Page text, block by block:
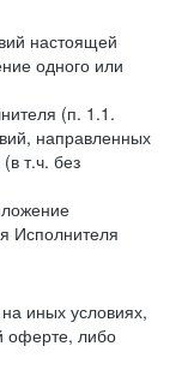
настоящей
одного или
(п. 1.1.
направленных
т.ч. без
Исполнителя
иных условиях,
оферте, либо